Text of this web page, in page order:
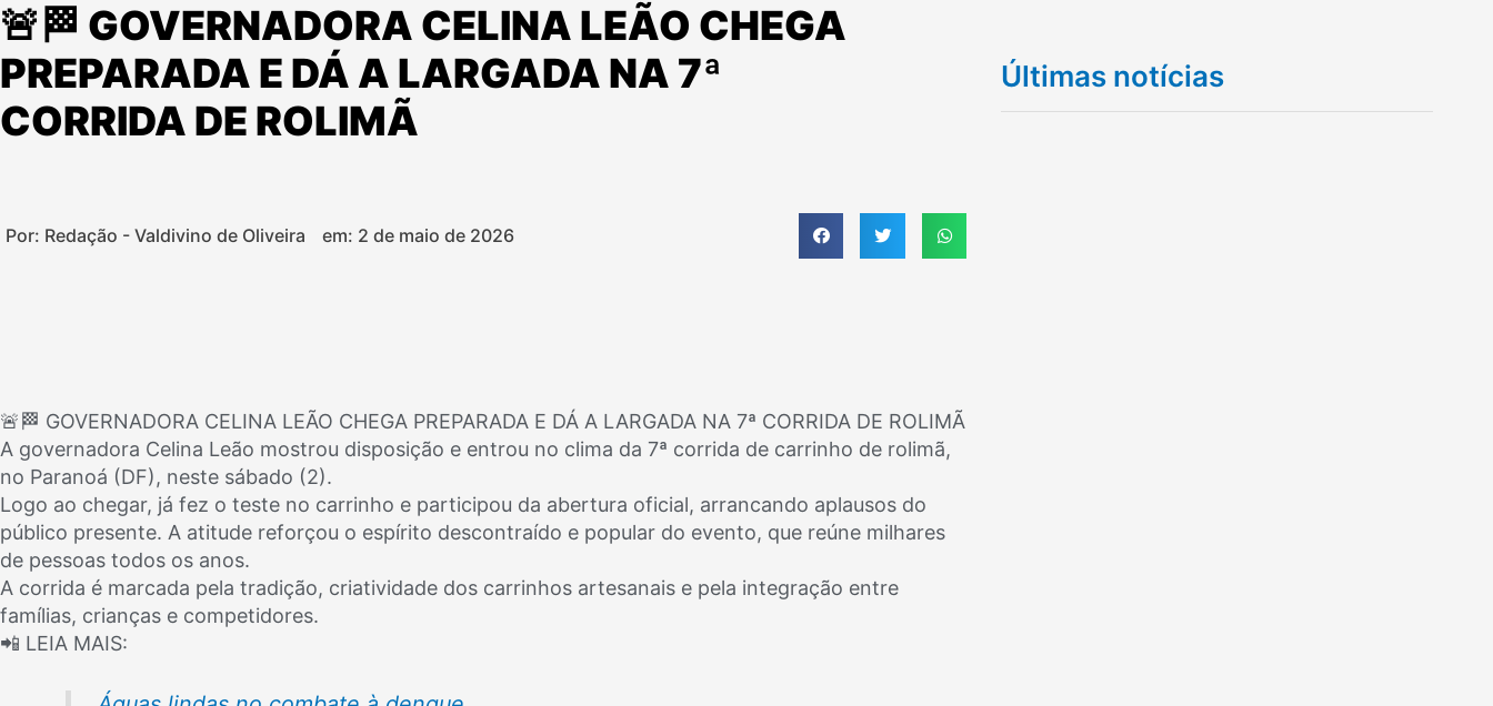
🚨🏁 GOVERNADORA CELINA LEÃO CHEGA
PREPARADA E DÁ A LARGADA NA 7ª
CORRIDA DE ROLIMÃ
Por: Redação - Valdivino de Oliveira em: 2 de maio de 2026
🚨🏁 GOVERNADORA CELINA LEÃO CHEGA PREPARADA E DÁ A LARGADA NA 7ª CORRIDA DE ROLIMÃ
A governadora Celina Leão mostrou disposição e entrou no clima da 7ª corrida de carrinho de rolimã,
no Paranoá (DF), neste sábado (2).
Logo ao chegar, já fez o teste no carrinho e participou da abertura oficial, arrancando aplausos do
público presente. A atitude reforçou o espírito descontraído e popular do evento, que reúne milhares
de pessoas todos os anos.
A corrida é marcada pela tradição, criatividade dos carrinhos artesanais e pela integração entre
famílias, crianças e competidores.
📲 LEIA MAIS:
Últimas notícias